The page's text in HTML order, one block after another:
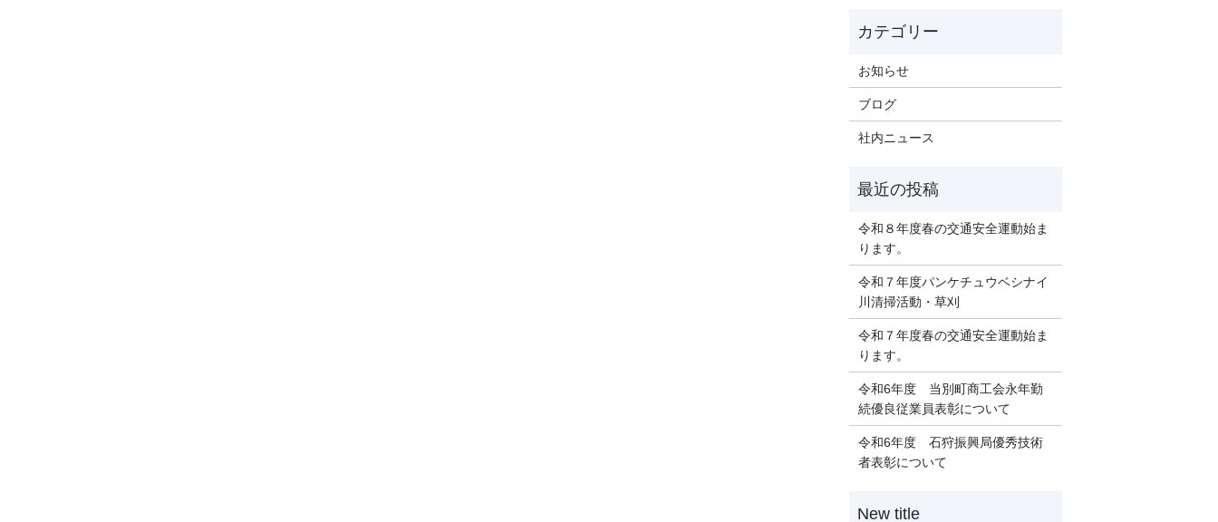
お知らせ
ブログ
社内ニュース
令和８年度春の交通安全運動始ま
ります。
令和７年度パンケチュウベシナイ
川清掃活動・草刈
令和７年度春の交通安全運動始ま
ります。
令和6年度 当別町商工会永年勤
続優良従業員表彰について
令和6年度 石狩振興局優秀技術
者表彰について